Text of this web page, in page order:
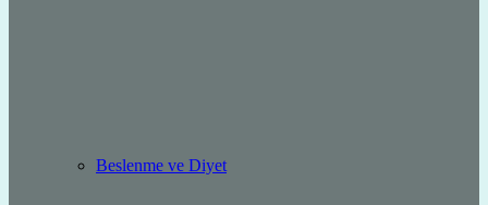
Beslenme ve Diyet